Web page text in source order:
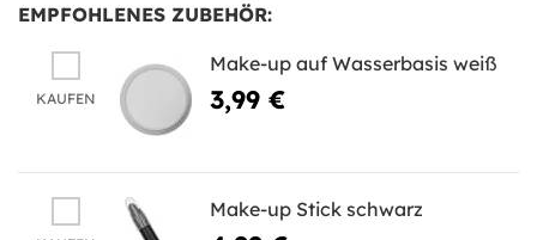
EMPFOHLENES ZUBEHÖR:
KAUFEN
Make-up auf Wasserbasis weiß
3,99 €
Make-up Stick schwarz